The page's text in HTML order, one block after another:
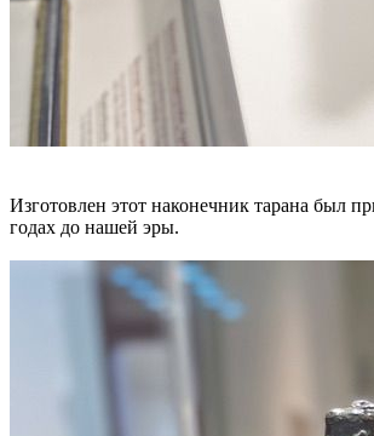
Изготовлен этот наконечник тарана был
годах до нашей эры.